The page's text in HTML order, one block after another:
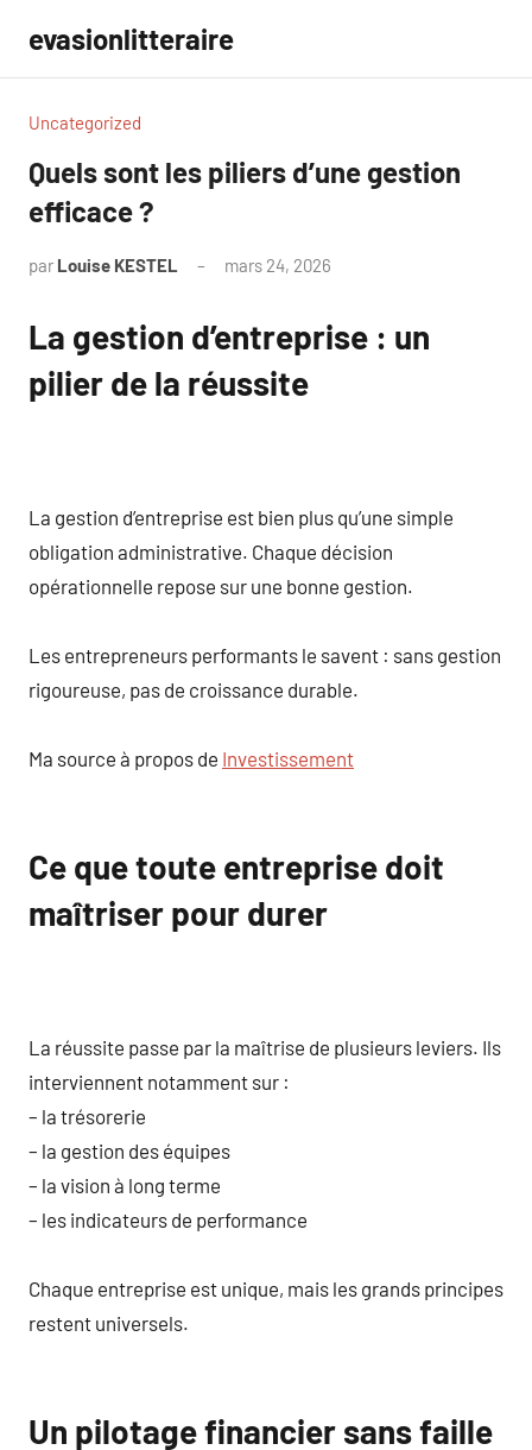
contenu
evasionlitteraire
Uncategorized
Quels sont les piliers d’une gestion
efficace ?
par Louise KESTEL mars 24, 2026
La gestion d’entreprise : un
pilier de la réussite
La gestion d’entreprise est bien plus qu’une simple
obligation administrative. Chaque décision
opérationnelle repose sur une bonne gestion.
Les entrepreneurs performants le savent : sans gestion
rigoureuse, pas de croissance durable.
Ma source à propos de Investissement
Ce que toute entreprise doit
maîtriser pour durer
La réussite passe par la maîtrise de plusieurs leviers. Ils
interviennent notamment sur :
– la trésorerie
– la gestion des équipes
– la vision à long terme
– les indicateurs de performance
Chaque entreprise est unique, mais les grands principes
restent universels.
Un pilotage financier sans faille